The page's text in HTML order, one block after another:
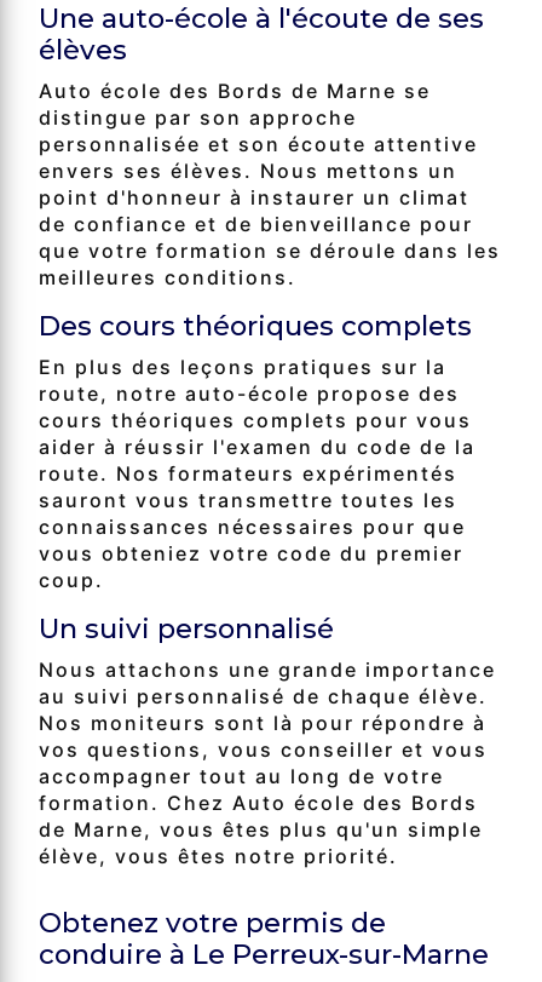
Une auto-école à l'écoute de ses
élèves
Auto école des Bords de Marne se
distingue par son approche
personnalisée et son écoute attentive
envers ses élèves. Nous mettons un
point d'honneur à instaurer un climat
de confiance et de bienveillance pour
que votre formation se déroule dans les
meilleures conditions.
Des cours théoriques complets
En plus des leçons pratiques sur la
route, notre auto-école propose des
cours théoriques complets pour vous
aider à réussir l'examen du code de la
route. Nos formateurs expérimentés
sauront vous transmettre toutes les
connaissances nécessaires pour que
vous obteniez votre code du premier
coup.
Un suivi personnalisé
Nous attachons une grande importance
au suivi personnalisé de chaque élève.
Nos moniteurs sont là pour répondre à
vos questions, vous conseiller et vous
accompagner tout au long de votre
formation. Chez Auto école des Bords
de Marne, vous êtes plus qu'un simple
élève, vous êtes notre priorité.
Obtenez votre permis de
conduire à Le Perreux-sur-Marne